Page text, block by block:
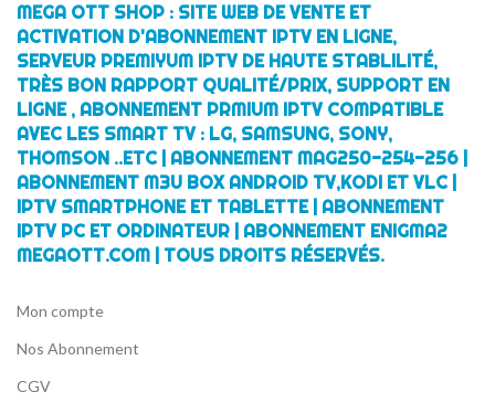
MEGA OTT SHOP : SITE WEB DE VENTE ET
ACTIVATION D'ABONNEMENT IPTV EN LIGNE,
SERVEUR PREMIYUM IPTV DE HAUTE STABLILITÉ,
TRÈS BON RAPPORT QUALITÉ/PRIX, SUPPORT EN
LIGNE , ABONNEMENT PRMIUM IPTV COMPATIBLE
AVEC LES SMART TV : LG, SAMSUNG, SONY,
THOMSON ..ETC | ABONNEMENT MAG250-254-256 |
ABONNEMENT M3U BOX ANDROID TV,KODI ET VLC |
IPTV SMARTPHONE ET TABLETTE | ABONNEMENT
IPTV PC ET ORDINATEUR | ABONNEMENT ENIGMA2
MEGAOTT.COM | TOUS DROITS RÉSERVÉS.
Mon compte
Nos Abonnement
CGV